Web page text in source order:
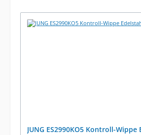
JUNG ES2990KO5 Kontroll-Wippe